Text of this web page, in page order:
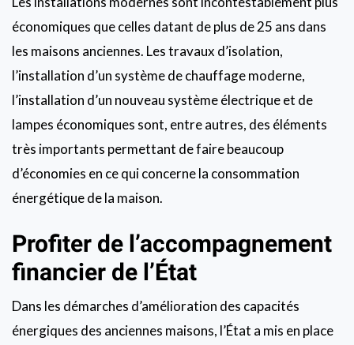
économiques que celles datant de plus de 25 ans dans
les maisons anciennes. Les travaux d’isolation,
l’installation d’un système de chauffage moderne,
l’installation d’un nouveau système électrique et de
lampes économiques sont, entre autres, des éléments
très importants permettant de faire beaucoup
d’économies en ce qui concerne la consommation
énergétique de la maison.
Profiter de l’accompagnement
financier de l’État
Dans les démarches d’amélioration des capacités
énergiques des anciennes maisons, l’État a mis en place